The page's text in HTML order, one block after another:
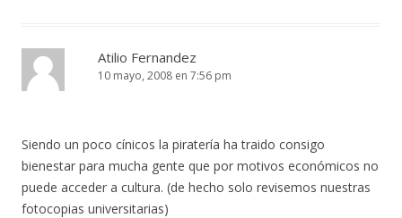
Atilio Fernandez
10 mayo, 2008 en 7:56 pm
Siendo un poco cínicos la piratería ha traido consigo
bienestar para mucha gente que por motivos económicos no
puede acceder a cultura. (de hecho solo revisemos nuestras
fotocopias universitarias)